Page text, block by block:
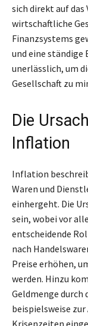
sich direkt auf das
wirtschaftliche
Finanzsystems
und eine ständige
unerlässlich, um
Gesellschaft zu
Die
Inflation
Inflation
Waren und
einhergeht. Die
sein, wobei vor
entscheidende
nach
Preise erhöhen,
werden. Hinzu
Geldmenge durch
beispielsweise
Krisenzeiten